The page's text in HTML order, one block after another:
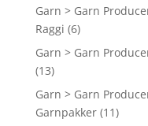
Garn > Garn
Raggi (6)
Garn > Garn
(13)
Garn > Garn
Garnpakker (11)